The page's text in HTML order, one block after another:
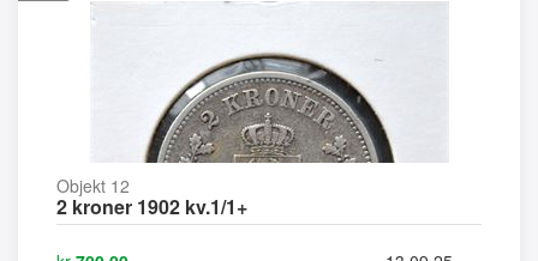
Objekt 12
2 kroner 1902 kv.1/1+